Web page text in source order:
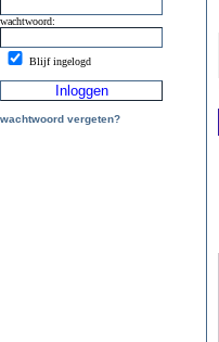
wachtwoord:
Blijf ingelogd
wachtwoord vergeten?